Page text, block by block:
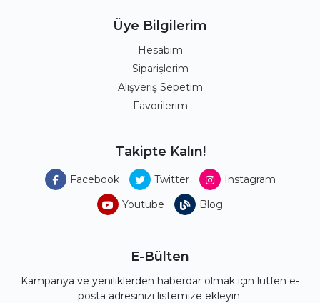
Üye Bilgilerim
Hesabım
Siparişlerim
Alışveriş Sepetim
Favorilerim
Takipte Kalın!
Facebook Twitter
Instagram
Youtube
Blog
E-Bülten
Kampanya ve yeniliklerden haberdar olmak için lütfen e-
posta adresinizi listemize ekleyin.